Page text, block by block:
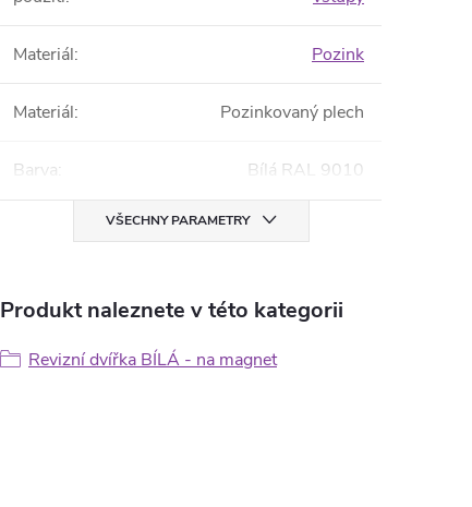
Materiál: Pozink
Materiál: Pozinkovaný plech
Barva: Bílá RAL 9010
VŠECHNY PARAMETRY
Produkt naleznete v této kategorii
Revizní dvířka BÍLÁ - na magnet